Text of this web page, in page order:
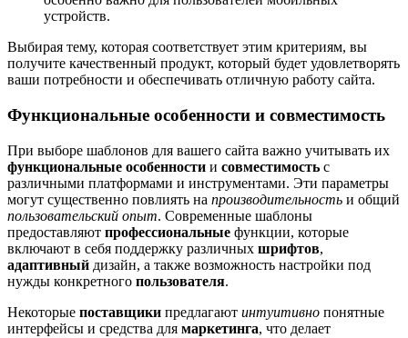
устройств.
Выбирая тему, которая соответствует этим критериям, вы
получите качественный продукт, который будет удовлетворять
ваши потребности и обеспечивать отличную работу сайта.
Функциональные особенности и совместимость
При выборе шаблонов для вашего сайта важно учитывать их
функциональные особенности и совместимость с
различными платформами и инструментами. Эти параметры
могут существенно повлиять на производительность и общий
пользовательский опыт. Современные шаблоны
предоставляют профессиональные функции, которые
включают в себя поддержку различных шрифтов,
адаптивный дизайн, а также возможность настройки под
нужды конкретного пользователя.
Некоторые поставщики предлагают интуитивно понятные
интерфейсы и средства для маркетинга, что делает